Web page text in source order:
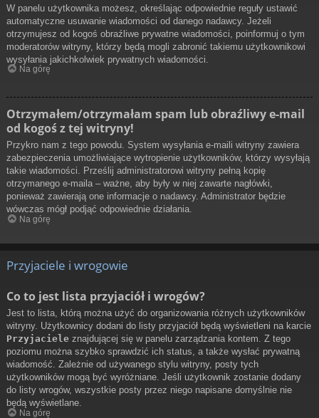
W panelu użytkownika możesz, określając odpowiednie reguły ustawić
automatyczne usuwanie wiadomości od danego nadawcy. Jeżeli
otrzymujesz od kogoś obraźliwe prywatne wiadomości, poinformuj o tym
moderatorów witryny, którzy będą mogli zabronić takiemu użytkownikowi
wysyłania jakichkolwiek prywatnych wiadomości.
Na górę
Otrzymałem/otrzymałam spam lub obraźliwy e-mail
od kogoś z tej witryny!
Przykro nam z tego powodu. System wysyłania e-maili witryny zawiera
zabezpieczenia umożliwiające wytropienie użytkowników, którzy wysyłają
takie wiadomości. Prześlij administratorowi witryny pełną kopię
otrzymanego e-maila – ważne, aby były w niej zawarte nagłówki,
ponieważ zawierają one informacje o nadawcy. Administrator będzie
wówczas mógł podjąć odpowiednie działania.
Na górę
Przyjaciele i wrogowie
Co to jest lista przyjaciół i wrogów?
Jest to lista, którą można użyć do organizowania różnych użytkowników
witryny. Użytkownicy dodani do listy przyjaciół będą wyświetleni na karcie
Przyjaciele znajdującej się w panelu zarządzania kontem. Z tego
poziomu można szybko sprawdzić ich status, a także wysłać prywatną
wiadomość. Zależnie od używanego stylu witryny, posty tych
użytkowników mogą być wyróżniane. Jeśli użytkownik zostanie dodany
do listy wrogów, wszystkie posty przez niego napisane domyślnie nie
będą wyświetlane.
Na górę